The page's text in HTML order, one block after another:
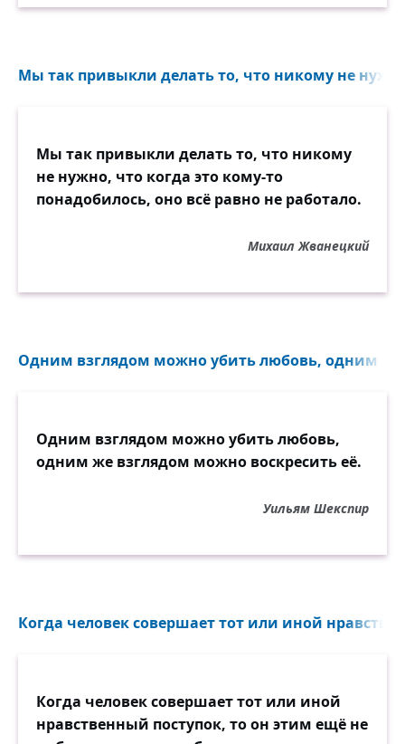
Мы так привыкли делать то, что никому не
Мы так привыкли делать то, что никому
не нужно, что когда это кому-то
понадобилось, оно всё равно не работало.
Михаил Жванецкий
Одним взглядом можно убить любовь, одним
Одним взглядом можно убить любовь,
одним же взглядом можно воскресить её.
Уильям Шекспир
Когда человек совершает тот или иной
Когда человек совершает тот или иной
нравственный поступок, то он этим ещё не